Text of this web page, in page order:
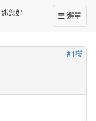
選單
您好
七里香
#1樓